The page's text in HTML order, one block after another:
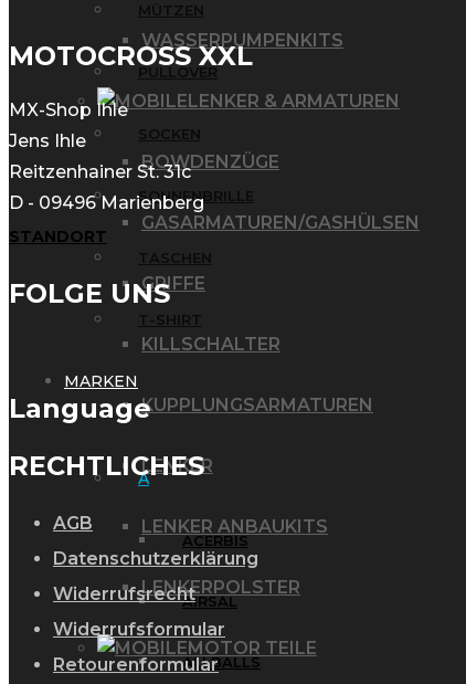
WASSERPUMPENKITS
LENKER & ARMATUREN
BOWDENZÜGE
GASARMATUREN/GASHÜLSEN
GRIFFE
KILLSCHALTER
KUPPLUNGSARMATUREN
LENKER
LENKER ANBAUKITS
LENKERPOLSTER
MOTOR TEILE
MÜTZEN
PULLOVER
SOCKEN
SONNENBRILLE
TASCHEN
T-SHIRT
MARKEN
A
ACERBIS
AIRSAL
ALLBALLS
MOTOCROSS XXL
MX-Shop Ihle
Jens Ihle
Reitzenhainer St. 31c
D - 09496 Marienberg
STANDORT
FOLGE UNS
Language
RECHTLICHES
AGB
Datenschutzerklärung
Widerrufsrecht
Widerrufsformular
Retourenformular